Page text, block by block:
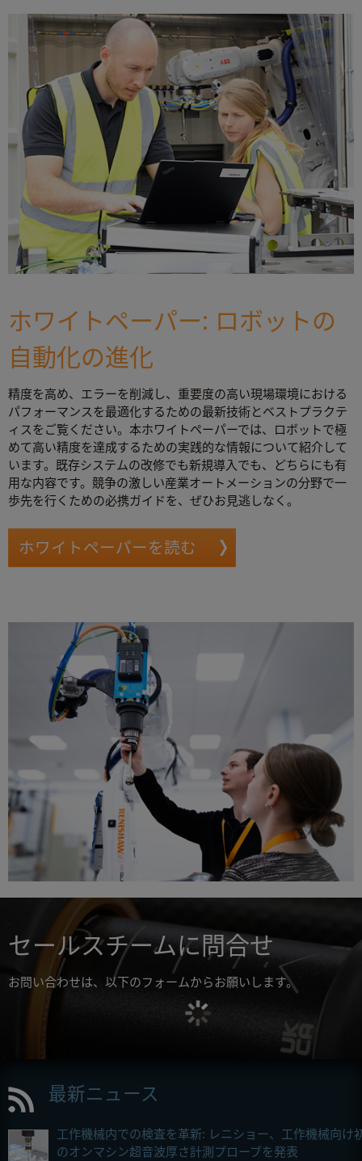
ホワイトペーパー: ロボットの
自動化の進化
精度を高め、エラーを削減し、重要度の高い現場環境における
パフォーマンスを最適化するための最新技術とベストプラクテ
ィスをご覧ください。本ホワイトペーパーでは、ロボットで極
めて高い精度を達成するための実践的な情報について紹介して
います。既存システムの改修でも新規導入でも、どちらにも有
用な内容です。競争の激しい産業オートメーションの分野で一
歩先を行くための必携ガイドを、ぜひお見逃しなく。
ホワイトペーパーを読む
セールスチームに問合せ
お問い合わせは、以下のフォームからお願いします。
最新ニュース
工作機械内での検査を革新: レニショー、工作機械向け
のオンマシン超音波厚さ計測プローブを発表